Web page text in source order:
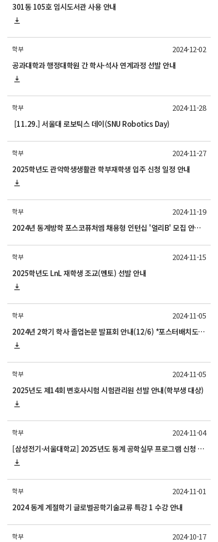
301동 105호 임시도서관 사용 안내
학부
공과대학과 행정대학원 간 학사·석사 연계과정 선발 안내
2024-12-02
학부
[11.29.] 서울대 로보틱스 데이(SNU Robotics Day)
2024-11-28
학부
2025학년도 관악학생생활관 학부재학생 입주 신청 일정 안내
2024-11-27
학부
2024년 동계방학 포스코퓨처엠 채용형 인턴십 '얼리B' 모집 안내(11/29 금요일까지)
2024-11-19
학부
2025학년도 LnL 재학생 조교(멘토) 선발 안내
2024-11-15
학부
2024년 2학기 학사 졸업논문 발표회 안내(12/6) *포스터배치도 업데이트(제출 날짜 수정)
2024-11-05
학부
2025년도 제14회 변호사시험 시험관리원 선발 안내(학부생 대상)
2024-11-05
학부
[삼성전기-서울대학교] 2025년도 동계 공학실무 프로그램 신청 안내(11/21 목요일까지)
2024-11-04
학부
2024 동계 계절학기 글로벌공학기술교류 특강 1 수강 안내
2024-11-01
학부 2024-10-17